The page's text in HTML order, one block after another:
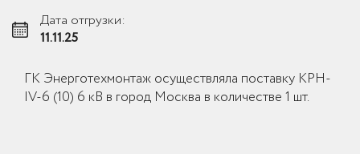
Дата отгрузки:
11.11.25
ГК Энерготехмонтаж осуществляла поставку КРН-
IV-6 (10) 6 кВ в город Москва в количестве 1 шт.